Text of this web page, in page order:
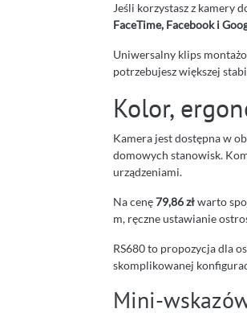
Jeśli korzystasz z kamery
FaceTime, Facebook i
Uniwersalny klips
potrzebujesz większej
Kolor,
Kamera jest dostępna w
domowych stanowisk.
urządzeniami.
Na cenę79,86 złwarto
m, ręczne ustawianie
RS680 to propozycja dla
skomplikowanej
Mini-